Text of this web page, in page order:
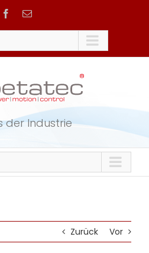
Facebook
E-
der Industrie
Zurück Vor